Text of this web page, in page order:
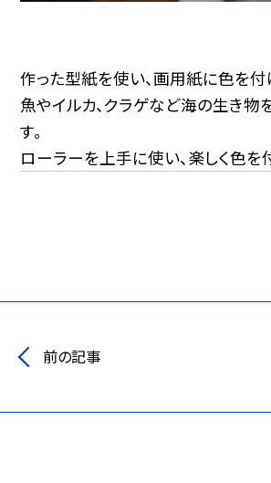
作った型紙を使い、画用紙に色を付
魚やイルカ、クラゲなど海の生き物
す。
ローラーを上手に使い、楽しく色を
前の記事